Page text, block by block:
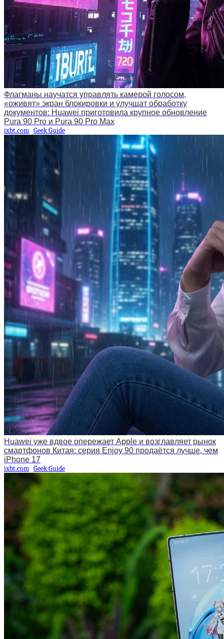
Флагманы научатся управлять камерой голосом,
«оживят» экран блокировки и улучшат обработку
документов: Huawei приготовила крупное обновление
Pura 90 Pro и Pura 90 Pro Max
ixbt.com Geek Guide
Huawei уже вдвое опережает Apple и возглавляет рынок
смартфонов Китая: серия Enjoy 90 продаётся лучше, чем
iPhone 17
ixbt.com Geek Guide